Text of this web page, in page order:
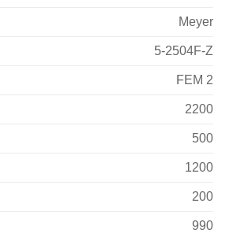
Meyer
5-2504F-Z
FEM 2
2200
500
1200
200
990